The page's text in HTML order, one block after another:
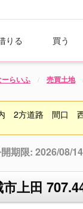
りる 買う
らいふ 売買土地
内 2方道路 間口
期限: 2026/08/14
上田